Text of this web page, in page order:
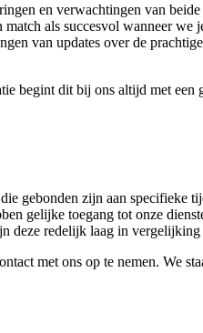
en verwachtingen van
als succesvol wanneer
van updates over de
begint dit bij ons altijd met
gebonden zijn aan specifieke
gelijke toegang tot onze
deze redelijk laag in vergelijking
met ons op te nemen. We